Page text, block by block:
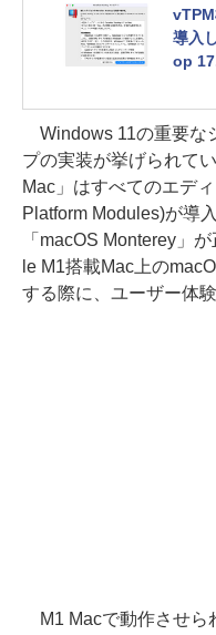
導入
op
Windows 11の重要な
プの実装が挙げられて
Mac」はすべてのエデ
Platform Modules)が導
「macOS Monterey」
le M1搭載Mac上の
する際に、ユーザー体
M1 Macで動作させら